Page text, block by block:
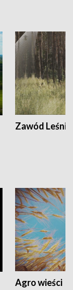
Zawód Leśnik
Agro wieści